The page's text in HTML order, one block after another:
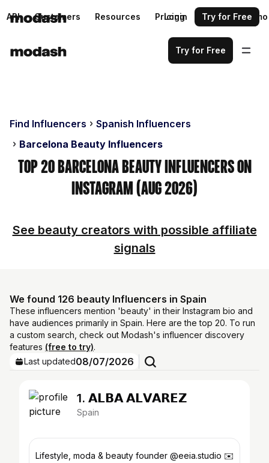
API Customers Resources Pricing Request a demo
Login Try for Free
Try for Free
Find Influencers
Spanish Influencers
Barcelona Beauty Influencers
Top 20 Barcelona Beauty Influencers on
Instagram (Aug 2026)
See beauty creators with possible affiliate
signals
We found 126 beauty Influencers in Spain
These influencers mention 'beauty' in their Instagram bio and
have audiences primarily in Spain. Here are the top 20. To run
a custom search, check out Modash's influencer discovery
features (free to try).
Last updated08/07/2026
1. 𝗔𝗟𝗕𝗔 𝗔𝗟𝗩𝗔𝗥𝗘𝗭
Spain
Lifestyle, moda & beauty founder @eeia.studio ✉️